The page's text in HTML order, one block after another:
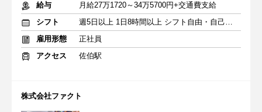
給与
月給27万1720～34万5700円+交通費支給
シフト
週5日以上 1日8時間以上 シフト自由・自己申告
雇用形態
正社員
アクセス
佐伯駅
株式会社ファクト